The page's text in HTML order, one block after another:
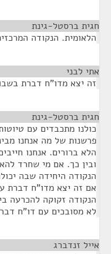
חגית ברסטל-גינת
הלאומית. הנקודה
אתי לבני
זה יצא מדו"ח דברת
חגית ברסטל-גינת
כולנו מתכבדים עם
פרשנות של מה אנחנו
הלא ברורים. אנחנו
ובין כך. אם מי שחרד
הנקודה היחידה שבה
אם זה יצא מדו"ח דברת
הנקודה זקוקה להכרעה
לא מסובכים עם דו"ח
אייל זנדברג